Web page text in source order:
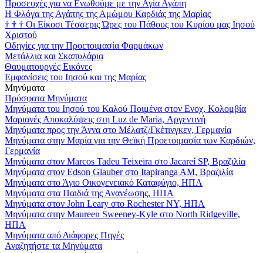
Προσευχές για να Ενωθούμε με την Αγία Αγάπη
Η Φλόγα της Αγάπης της Αμώμου Καρδιάς της Μαρίας
† † † Οι Είκοσι Τέσσερις Ώρες του Πάθους του Κυρίου μας Ιησού
Χριστού
Οδηγίες για την Προετοιμασία Φαρμάκων
Μετάλλια και Σκαπυλάρια
Θαυματουργές Εικόνες
Εμφανίσεις του Ιησού και της Μαρίας
Μηνύματα
Πρόσφατα Μηνύματα
Μηνύματα του Ιησού του Καλού Ποιμένα στον Ενοχ, Κολομβία
Μαριανές Αποκαλύψεις στη Luz de Maria, Αργεντινή
Μηνύματα προς την Άννα στο Μέλατζ/Γκέτινγκεν, Γερμανία
Μηνύματα στην Μαρία για την Θεϊκή Προετοιμασία των Καρδιών,
Γερμανία
Μηνύματα στον Marcos Tadeu Teixeira στο Jacareí SP, Βραζιλία
Μηνύματα στον Edson Glauber στο Itapiranga AM, Βραζιλία
Μηνύματα στο Άγιο Οικογενειακό Καταφύγιο, ΗΠΑ
Μηνύματα στα Παιδιά της Ανανέωσης, ΗΠΑ
Μηνύματα στον John Leary στο Rochester NY, ΗΠΑ
Μηνύματα στην Maureen Sweeney-Kyle στο North Ridgeville,
ΗΠΑ
Μηνύματα από Διάφορες Πηγές
Αναζητήστε τα Μηνύματα